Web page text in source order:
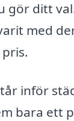
gör ditt
med
inför
bara ett